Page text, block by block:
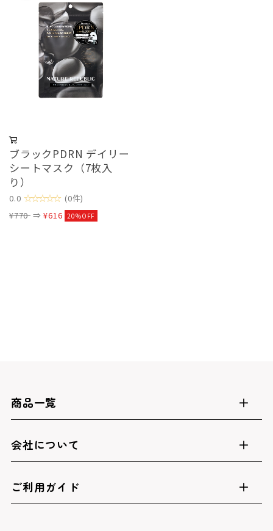
ブラックPDRN デイリー
シートマスク（7枚入
り）
0.0 ☆☆☆☆☆ (0件)
¥770 ⇒¥616 20%OFF
商品一覧
会社について
ご利用ガイド